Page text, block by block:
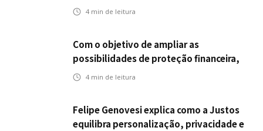
empregabilidade
4 min de leitura
Com o objetivo de ampliar as
possibilidades de proteção financeira,
Icatu Seguros eleva capital segurado
4 min de leitura
Felipe Genovesi explica como a Justos
equilibra personalização, privacidade e